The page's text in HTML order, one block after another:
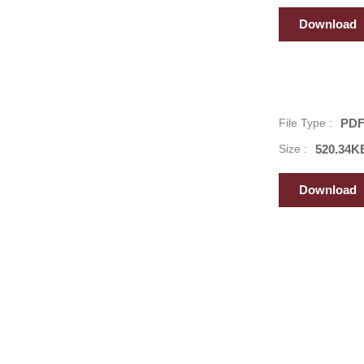
Download
File Type : PDF
Size :
Download